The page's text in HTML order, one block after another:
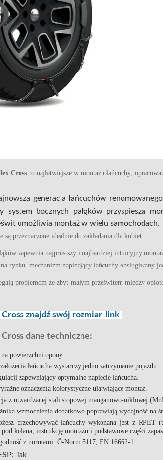
Cross to najłatwiejsze w montażu łańcuchy,
generacja łańcuchów
system bocznych pałąków przyspiesza
umożliwia montaż w wielu samochodach.
są przeznaczone idealnie do zakładania dla kobiet.
zapewnia najprostszy i najbardziej intuicyjny
rynku mechanizm napinający łańcuchy obsługiwany
problemom ze zbyt małym prześwitem między
znajdź swój rozmiar-link
dane techniczne:
powierzchni opony.
łańcucha wystarczy jedno zatrzymanie pojazdu.
zapewniający optymalne napięcie łańcucha.
oznaczenia kolorystyczne ułatwiające montaż.
z utwardzanej stali stopowej manganowo-niklowej
wzmocnienia dodatkowo poprawiają wydajność na
przechowywać łańcuchy wykonana jest z RPET
kolana, instrukcję montażu i podstawowe części
z normami: Ö-Norm 5117, EN 16662-1
Tak